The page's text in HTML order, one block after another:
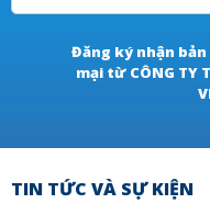
Đăng ký nhận
mại từ CÔNG TY
TIN TỨC VÀ SỰ KIỆN